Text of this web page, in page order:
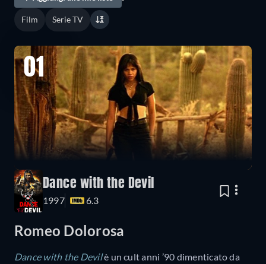
Film Serie TV
01
Dance with the Devil
1997 6.3
Romeo Dolorosa
Dance with the Devilè un cult anni ’90 dimenticato da